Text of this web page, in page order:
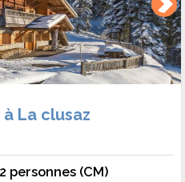
La clusaz
personnes (CM)